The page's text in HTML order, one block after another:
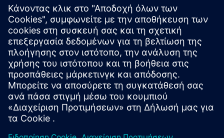
SIMATIC RF600
SIMATIC RF1000
RFID ΣΙΜΑΤΙΚΟ RF360R